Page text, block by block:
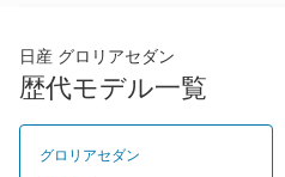
日産 グロリアセダン
歴代モデル一覧
グロリアセダン